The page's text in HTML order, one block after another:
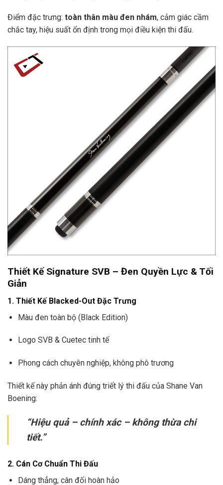
Điểm đặc trưng: toàn thân màu đen nhám, cảm giác cầm
chắc tay, hiệu suất ổn định trong mọi điều kiện thi đấu.
Thiết Kế Signature SVB – Đen Quyền Lực & Tối
Giản
1. Thiết Kế Blacked-Out Đặc Trưng
Màu đen toàn bộ (Black Edition)
Logo SVB & Cuetec tinh tế
Phong cách chuyên nghiệp, không phô trương
Thiết kế này phản ánh đúng triết lý thi đấu của Shane Van
Boening:
“Hiệu quả – chính xác – không thừa chi
tiết.”
2. Cán Cơ Chuẩn Thi Đấu
Dáng thẳng, cân đối hoàn hảo